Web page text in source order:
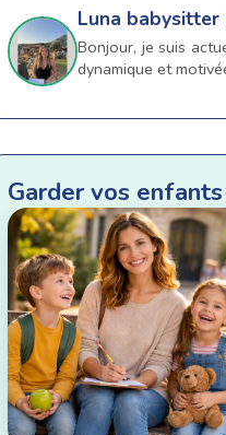
Luna babysitter
Bonjour, je suis
dynamique et
Garder vos